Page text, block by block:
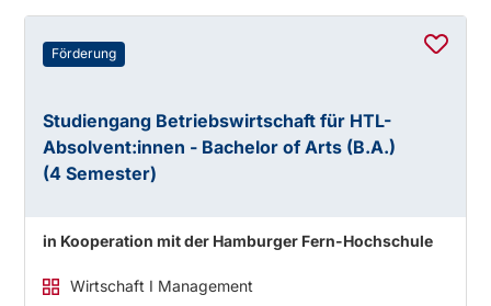
Förderung
Studiengang Betriebswirtschaft für HTL-
Absolvent:innen - Bachelor of Arts (B.A.)
(4 Semester)
in Kooperation mit der Hamburger Fern-Hochschule
Wirtschaft I Management